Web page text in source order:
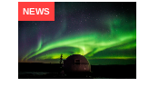
NEWS